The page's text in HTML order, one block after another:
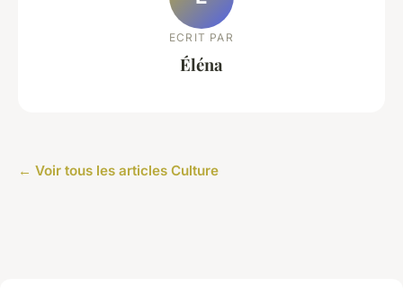
ECRIT PAR
Éléna
← Voir tous les articles Culture